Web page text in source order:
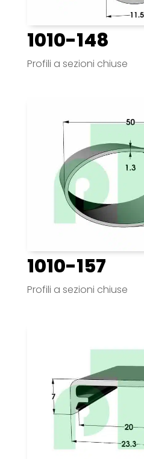
1010-148
Profili a sezioni chiuse
1010-157
Profili a sezioni chiuse